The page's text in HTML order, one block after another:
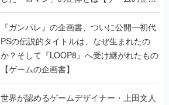
書】
『ガンパレ』の企画書、ついに公開━初代
PSの伝説的タイトルは、なぜ生まれたの
か？そして『LOOP8』へ受け継がれたもの
【ゲームの企画書】
世界が認めるゲームデザイナー・上田文人